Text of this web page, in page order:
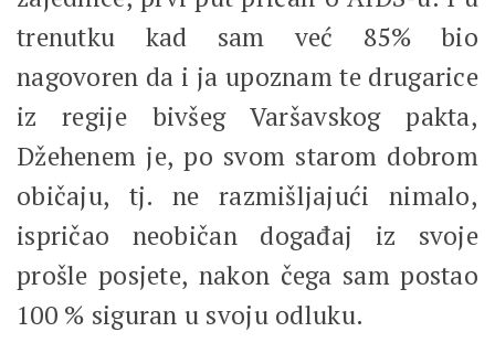
trenutku kad sam već 85% bio
nagovoren da i ja upoznam te drugarice
iz regije bivšeg Varšavskog pakta,
Džehenem je, po svom starom dobrom
običaju, tj. ne razmišljajući nimalo,
ispričao neobičan događaj iz svoje
prošle posjete, nakon čega sam postao
100 % siguran u svoju odluku.